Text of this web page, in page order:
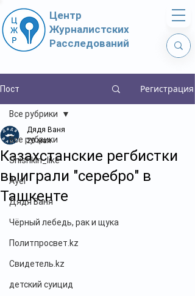
Центр
Журналистских
Расследований
Пост Регистрация
Все рубрики
Shishkin_like
Ayel
Дядя Ваня
Чёрный лебедь, рак и щука
Политпросвет.kz
Свидетель.kz
детский суицид
Все рубрики
Казахстанские регбистки
выиграли "серебро" в
Ташкенте
Дядя Ваня
20 мая